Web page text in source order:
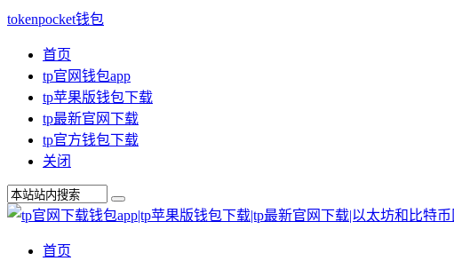
tokenpocket钱包
首页
tp官网钱包app
tp苹果版钱包下载
tp最新官网下载
tp官方钱包下载
关闭
首页